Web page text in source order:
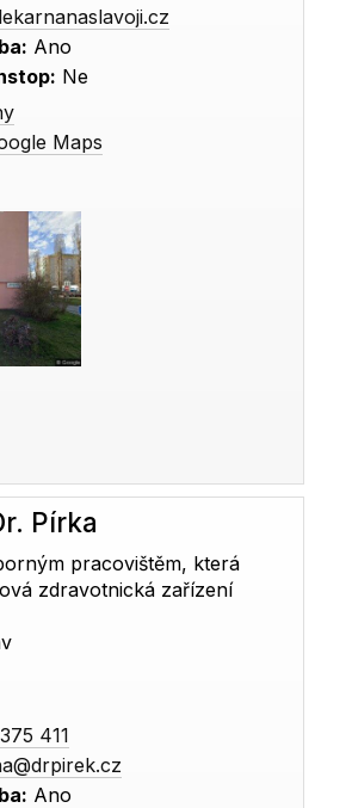
Ano
Ne
Maps
Pírka
pracovištěm, která
zdravotnická zařízení
411
Ano